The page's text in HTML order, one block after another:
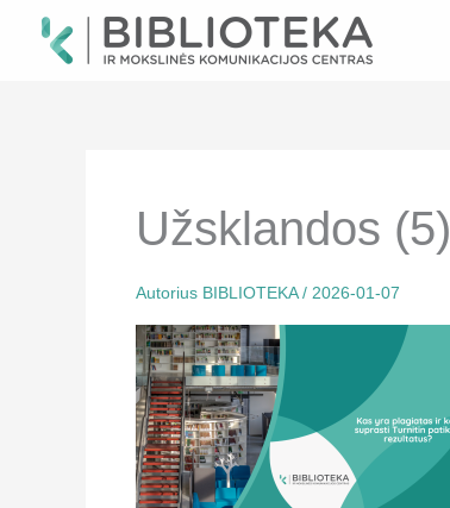
Užsklandos (5)
Autorius BIBLIOTEKA/ 2026-01-07